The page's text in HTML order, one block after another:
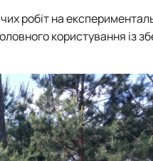
робіт на
користування із